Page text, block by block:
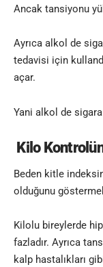
Ancak tansiyonu
Ayrıca alkol de
tedavisi için
açar.
Yani alkol de
Kilo
Beden kitle
olduğunu
Kilolu bireylerde
fazladır. Ayrıca
kalp hastalıkları